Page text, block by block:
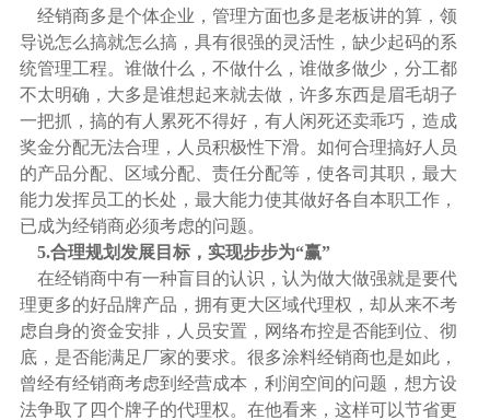
经销商多是个体企业，管理方面也多是老板讲的算，领
导说怎么搞就怎么搞，具有很强的灵活性，缺少起码的系
统管理工程。谁做什么，不做什么，谁做多做少，分工都
不太明确，大多是谁想起来就去做，许多东西是眉毛胡子
一把抓，搞的有人累死不得好，有人闲死还卖乖巧，造成
奖金分配无法合理，人员积极性下滑。如何合理搞好人员
的产品分配、区域分配、责任分配等，使各司其职，最大
能力发挥员工的长处，最大能力使其做好各自本职工作，
已成为经销商必须考虑的问题。
5.合理规划发展目标，实现步步为“赢”
在经销商中有一种盲目的认识，认为做大做强就是要代
理更多的好品牌产品，拥有更大区域代理权，却从来不考
虑自身的资金安排，人员安置，网络布控是否能到位、彻
底，是否能满足厂家的要求。很多涂料经销商也是如此，
曾经有经销商考虑到经营成本，利润空间的问题，想方设
法争取了四个牌子的代理权。在他看来，这样可以节省更